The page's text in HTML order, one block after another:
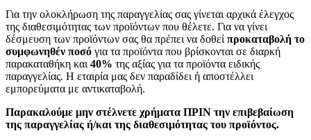
Για την ολοκλήρωση της παραγγελίας σας γίνεται αρχικά έλεγχος
της διαθεσιμότητας των προϊόντων που θέλετε. Για να γίνει
δέσμευση των προϊόντων σας θα πρέπει να δοθεί προκαταβολή το
συμφωνηθέν ποσό για τα προϊόντα που βρίσκονται σε διαρκή
παρακαταθήκη και 40% της αξίας για τα προϊόντα ειδικής
παραγγελίας. Η εταιρία μας δεν παραδίδει ή αποστέλλει
εμπορεύματα με αντικαταβολή.
Παρακαλούμε μην στέλνετε χρήματα ΠΡΙΝ την επιβεβαίωση
της παραγγελίας ή/και της διαθεσιμότητας του προϊόντος.